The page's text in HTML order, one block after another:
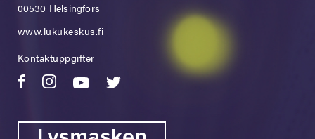
00530 Helsingfors
www.lukukeskus.fi
Kontaktuppgifter